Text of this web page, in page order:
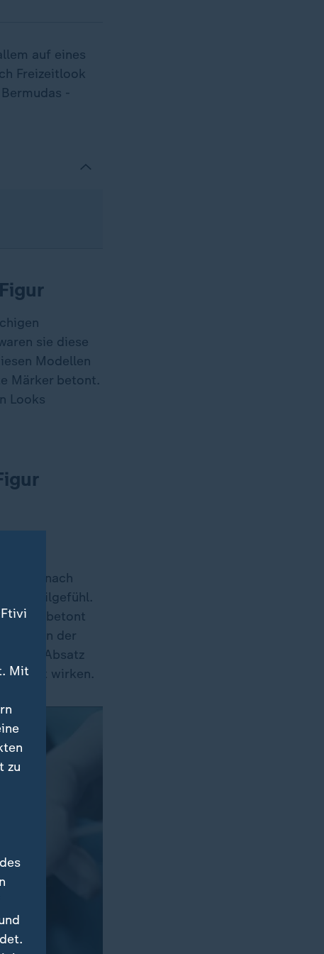
auf eines
Freizeitlook
-
sie diese
Modellen
Märker betont.
Looks
nach
viel Stilgefühl.
schön betont
an der
etwas Absatz
wirken.
Mit
zu